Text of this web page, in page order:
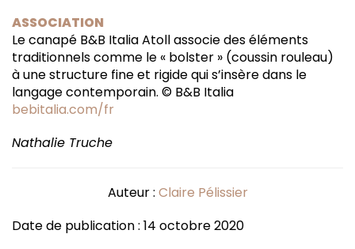
ASSOCIATION
Le canapé B&B Italia Atoll associe des éléments
traditionnels comme le « bolster » (coussin rouleau)
à une structure fine et rigide qui s’insère dans le
langage contemporain. © B&B Italia
bebitalia.com/fr
Nathalie Truche
Auteur : Claire Pélissier
Date de publication : 14 octobre 2020